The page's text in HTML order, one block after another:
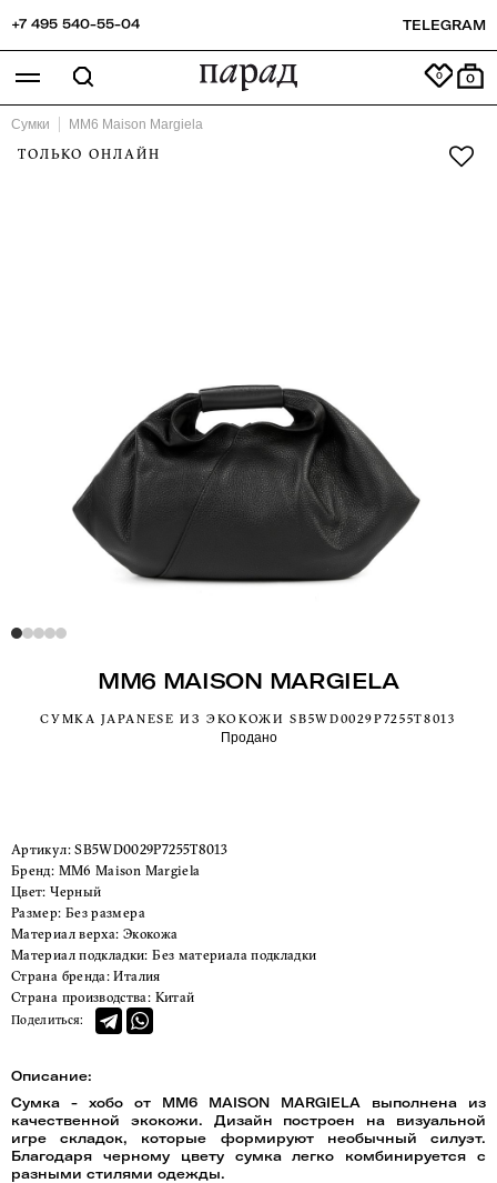
+7 495 540-55-04 TELEGRAM
0
Сумки MM6 Maison Margiela
ТОЛЬКО ОНЛАЙН
MM6 MAISON MARGIELA
СУМКА JAPANESE ИЗ ЭКОКОЖИ SB5WD0029P7255T8013
Продано
Артикул:SB5WD0029P7255T8013
Бренд:
MM6 Maison Margiela
Цвет:
Черный
Размер: Без размера
Материал верха: Экокожа
Материал подкладки: Без материала подкладки
Страна бренда: Италия
Страна производства: Китай
Поделиться:
Описание:
Сумка - хобо от MM6 MAISON MARGIELA выполнена из
качественной экокожи. Дизайн построен на визуальной
игре складок, которые формируют необычный силуэт.
Благодаря черному цвету сумка легко комбинируется с
разными стилями одежды.